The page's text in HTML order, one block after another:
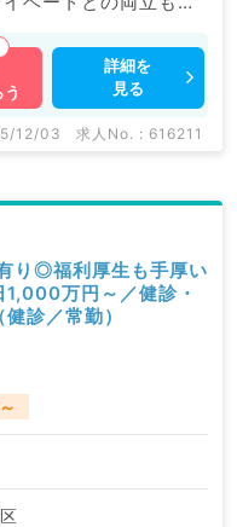
にも
す。 求人内容
い。
詳細を
見る
12/03 求人No. : 616211
り◎福利厚生も手厚い
万円～／健診・
診／常勤）